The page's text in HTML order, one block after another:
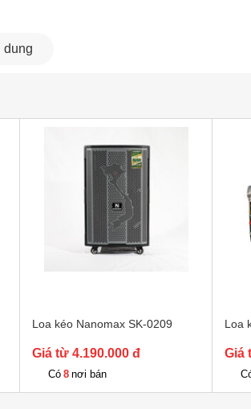
6.5, Audio In/Output 3.5
dung
Loa kéo Nanomax SK-0209
Giá từ 4.190.000 đ
Có 8 nơi bán
Loa
Giá